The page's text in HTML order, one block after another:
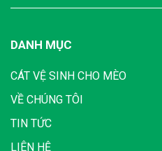
DANH MỤC
CÁT VỆ SINH CHO MÈO
VỀ CHÚNG TÔI
TIN TỨC
LIÊN HỆ